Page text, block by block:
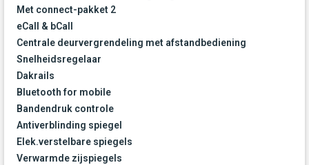
Met connect-pakket 2
eCall & bCall
Centrale deurvergrendeling met afstandbediening
Snelheidsregelaar
Dakrails
Bluetooth for mobile
Bandendruk controle
Antiverblinding spiegel
Elek.verstelbare spiegels
Verwarmde zijspiegels